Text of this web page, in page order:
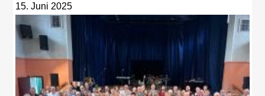
15. Juni 2025